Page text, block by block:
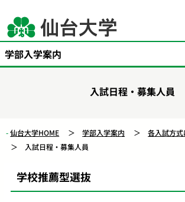
入試日程・募集人員
仙台大学HOME 学部入学案内
各入試方
入試日程・募集人員
学校推薦型選抜
学部入学案内